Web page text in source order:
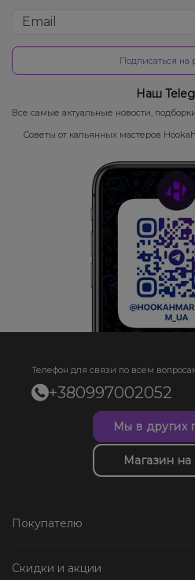
Подписаться на
Наш
Все самые актуальные новости,
Советы от кальянных мастеров
Телефон для связи по всем
+380997002052
Мы в других
Магазин на
Покупателю
Скидки и акции